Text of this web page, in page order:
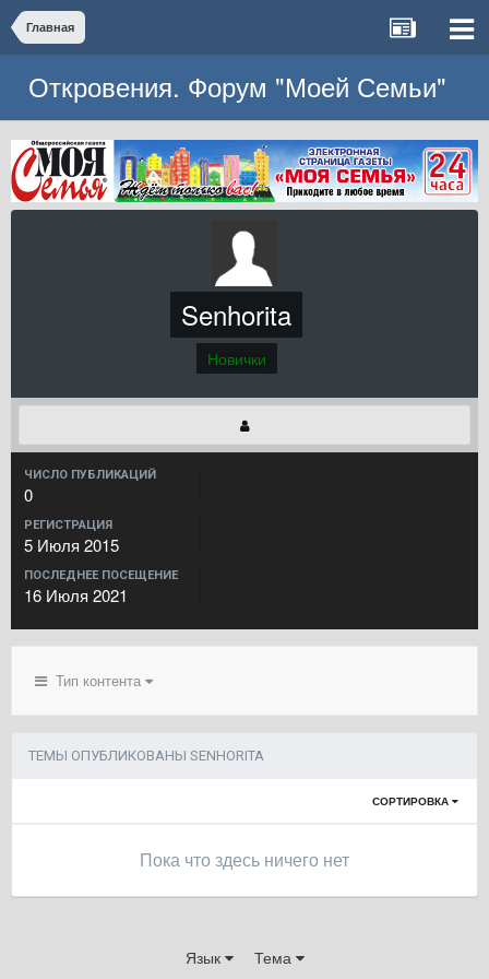
Главная
Откровения. Форум "Моей Семьи"
Senhorita
Новички
ЧИСЛО ПУБЛИКАЦИЙ
0
РЕГИСТРАЦИЯ
5 Июля 2015
ПОСЛЕДНЕЕ ПОСЕЩЕНИЕ
16 Июля 2021
Тип контента
ТЕМЫ ОПУБЛИКОВАНЫ SENHORITA
СОРТИРОВКА
Пока что здесь ничего нет
Язык Тема